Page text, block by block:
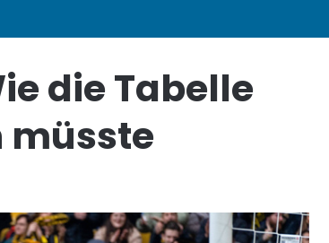
die Tabelle
müsste